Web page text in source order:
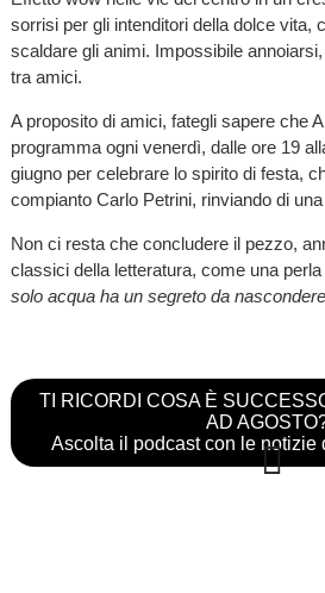
sorrisi per gli intenditori della dolce vita,
scaldare gli animi. Impossibile
tra amici.
A proposito di amici, fategli sapere che
programma ogni venerdì, dalle ore 19
giugno per celebrare lo spirito di festa,
compianto Carlo Petrini, rinviando di
Non ci resta che concludere il pezzo,
classici della letteratura, come una
solo acqua ha un segreto da nascondere
TI RICORDI COSA È
AD
Ascolta il podcast con le notizie